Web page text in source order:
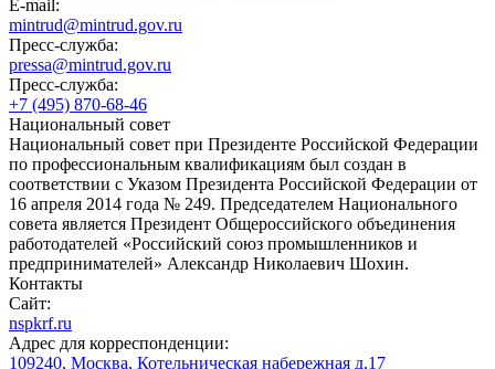
E-mail:
mintrud@mintrud.gov.ru
Пресс-служба:
pressa@mintrud.gov.ru
Пресс-служба:
+7 (495) 870-68-46
Национальный совет
Национальный совет при Президенте Российской Федерации
по профессиональным квалификациям был создан в
соответствии с Указом Президента Российской Федерации от
16 апреля 2014 года № 249. Председателем Национального
совета является Президент Общероссийского объединения
работодателей «Российский союз промышленников и
предпринимателей» Александр Николаевич Шохин.
Контакты
Сайт:
nspkrf.ru
Адрес для корреспонденции:
109240, Москва, Котельническая набережная д.17